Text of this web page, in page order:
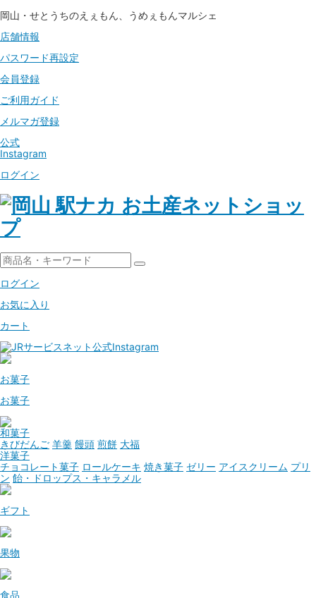
岡山・せとうちのえぇもん、うめぇもんマルシェ
店舗情報
パスワード再設定
会員登録
ご利用ガイド
メルマガ登録
公式
Instagram
ログイン
ログイン
お気に入り
カート
お菓子
お菓子
和菓子
きびだんご 羊羹 饅頭 煎餅 大福
洋菓子
チョコレート菓子 ロールケーキ 焼き菓子 ゼリー アイスクリーム プリ
ン 飴・ドロップス・キャラメル
ギフト
果物
食品